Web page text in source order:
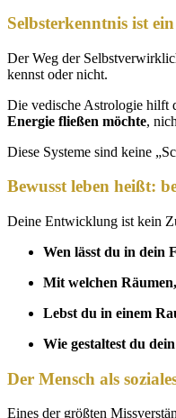
Selbsterkenntnis ist
Der Weg der
kennst oder nicht.
Die vedische Astrologie hilft
Energie fließen möchte,
Diese Systeme sind keine
Bewusst leben heißt:
Deine Entwicklung ist kein
Wen lässt du in dein
Mit welchen
Lebst du in einem
Wie gestaltest du
Der Mensch als
Eines der größten